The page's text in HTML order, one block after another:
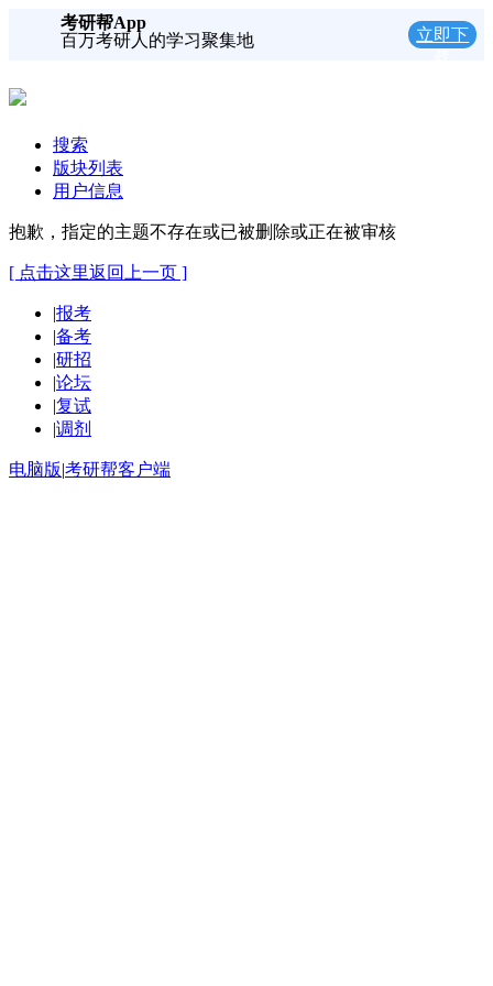
考研帮App
百万考研人的学习聚集地
立即下
搜索
版块列表
用户信息
抱歉，指定的主题不存在或已被删除或正在被审核
[ 点击这里返回上一页 ]
|报考
|备考
|研招
|论坛
|复试
|调剂
电脑版|考研帮客户端